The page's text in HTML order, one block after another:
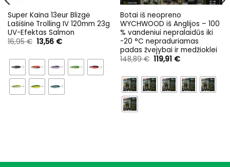
Super Kaina 13eur Blizgė
Lašišinė Trolling IV 120mm 23g
UV-Efektas Salmon
16,95€ Original
price
16,95 €.
13,56 €Current
13,56 €.
Botai iš neopreno
WYCHWOOD iš Anglijos – 100
% vandeniui nepralaidūs iki
-20 °C nepraduriamas
padas žvejybai ir medžioklei
148,89€ Original
price
148,89 €.
119,91 €Current
119,91 €.